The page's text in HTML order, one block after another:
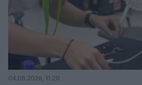
04.08.2026, 11:20